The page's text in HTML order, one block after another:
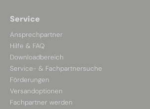
Service
Ansprechpartner
Hilfe & FAQ
Downloadbereich
Service- & Fachpartnersuche
Förderungen
Versandoptionen
Fachpartner werden